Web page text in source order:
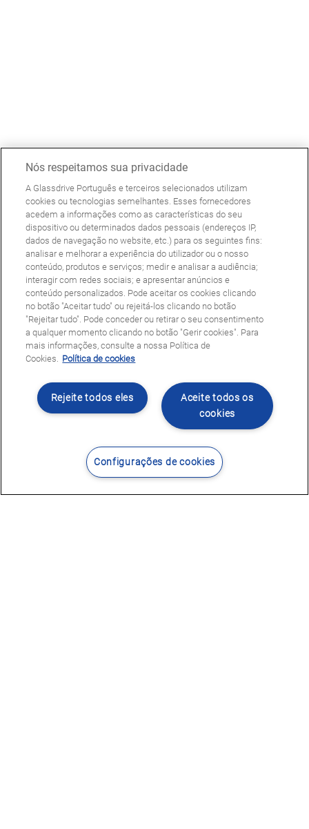
Contacte-nos Encontrar Centro
Nós respeitamos sua privacidade
A Glassdrive Português e terceiros selecionados utilizam
cookies ou tecnologias semelhantes. Esses fornecedores
acedem a informações como as características do seu
dispositivo ou determinados dados pessoais (endereços IP,
dados de navegação no website, etc.) para os seguintes fins:
analisar e melhorar a experiência do utilizador ou o nosso
conteúdo, produtos e serviços; medir e analisar a audiência;
interagir com redes sociais; e apresentar anúncios e
conteúdo personalizados. Pode aceitar os cookies clicando
no botão "Aceitar tudo" ou rejeitá-los clicando no botão
"Rejeitar tudo". Pode conceder ou retirar o seu consentimento
a qualquer momento clicando no botão "Gerir cookies". Para
mais informações, consulte a nossa Política de
Cookies. Política de cookies
Aceite todos os
cookies
Rejeite todos eles
Configurações de cookies